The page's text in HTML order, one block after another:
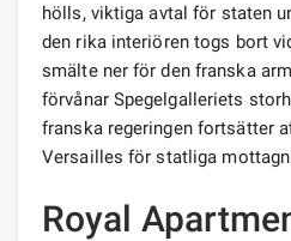
hölls, viktiga avtal för staten
den rika interiören togs bort
smälte ner för den franska
förvånar Spegelgalleriets
franska regeringen fortsätter
Versailles för statliga
Royal